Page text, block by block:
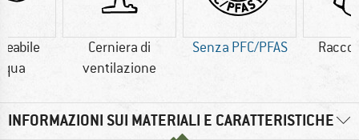
Cerniera di
ventilazione
Senza PFC/PFAS
INFORMAZIONI SUI MATERIALI E CARATTERISTICHE